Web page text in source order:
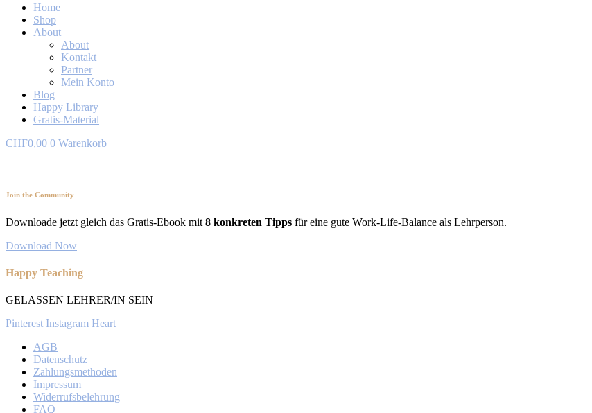
Home
Shop
About
About
Kontakt
Partner
Mein Konto
Blog
Happy Library
Gratis-Material
CHF0,00 0 Warenkorb
Join the Community
Downloade jetzt gleich das Gratis-Ebook mit 8 konkreten Tipps für eine gute Work-Life-Balance als Lehrperson.
Download Now
Happy Teaching
GELASSEN LEHRER/IN SEIN
Pinterest Instagram Heart
AGB
Datenschutz
Zahlungsmethoden
Impressum
Widerrufsbelehrung
FAQ